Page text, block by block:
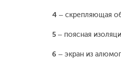
4 – скрепляющая
5 – поясная
6 – экран из